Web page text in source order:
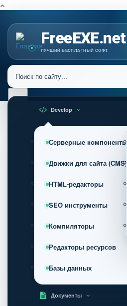
FreeEXE.net
ЛУЧШИЙ БЕСПЛАТНЫЙ СОФТ
Develop
Серверные компоненты
Движки для сайта (CMS)
HTML-редакторы
SEO инструменты
Компиляторы
Редакторы ресурсов
Базы данных
Документы